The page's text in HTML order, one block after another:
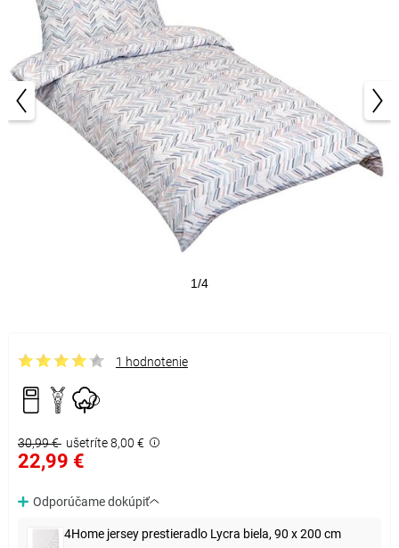
1/4
1 hodnotenie
30,99 € ušetríte 8,00 €
22,99 €
Odporúčame dokúpiť
4Home jersey prestieradlo Lycra biela, 90 x 200 cm